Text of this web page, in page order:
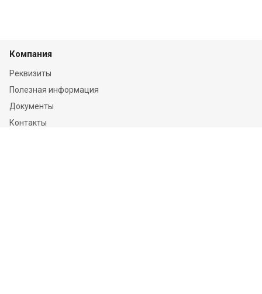
Компания
Реквизиты
Полезная информация
Документы
Контакты